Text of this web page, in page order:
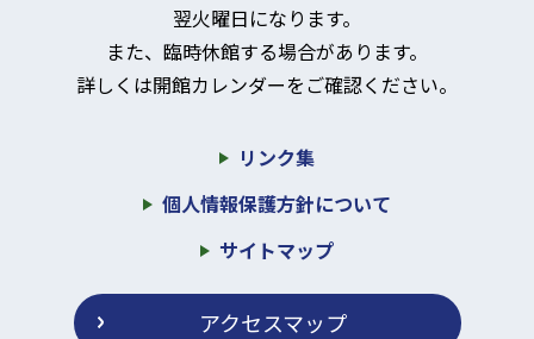
翌火曜日になります。
また、臨時休館する場合があります。
詳しくは開館カレンダーをご確認ください。
リンク集
個人情報保護方針について
サイトマップ
アクセスマップ